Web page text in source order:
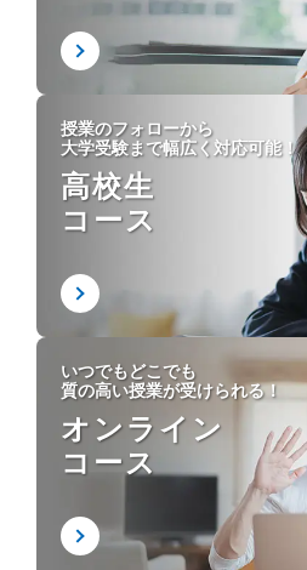
授業のフォローから
大学受験まで幅広く対応可能！
高校生
コース
いつでもどこでも
質の高い授業が受けられる！
オンライン
コース